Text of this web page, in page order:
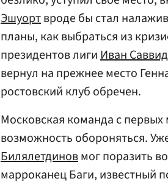
Эшуортвроде бы стал
планы, как выбраться из
президентов лигиИван
вернул на прежнее место
ростовский клуб обречен.
Московская команда с первых
возможность обороняться.
Билялетдиновмог поразить
марроканец Баги, известный